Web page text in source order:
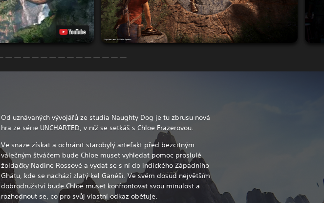
Od uznávaných vývojářů ze studia Naughty Dog je tu zbrusu nová
hra ze série UNCHARTED, v níž se setkáš s Chloe Frazerovou.
Ve snaze získat a ochránit starobylý artefakt před bezcitným
válečným štváčem bude Chloe muset vyhledat pomoc proslulé
žoldačky Nadine Rossové a vydat se s ní do indického Západního
Ghátu, kde se nachází zlatý kel Ganéši. Ve svém dosud největším
dobrodružství bude Chloe muset konfrontovat svou minulost a
rozhodnout se, co pro svůj vlastní odkaz obětuje.